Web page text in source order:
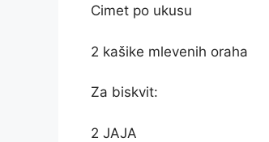
Cimet po ukusu
2 kašike mlevenih oraha
Za biskvit:
2 JAJA